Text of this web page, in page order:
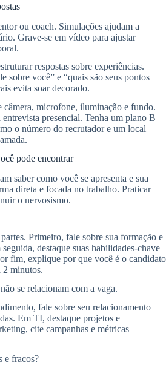
ou coach. Simulações ajudam a
Grave-se em vídeo para ajustar
respostas sobre experiências.
sobre você” e “quais são seus pontos
evita soar decorado.
câmera, microfone, iluminação e fundo.
presencial. Tenha um plano B
o número do recrutador e um local
pode encontrar
saber como você se apresenta e sua
direta e focada no trabalho. Praticar
o nervosismo.
Primeiro, fale sobre sua formação e
destaque suas habilidades-chave
fim, explique por que você é o candidato
2 minutos.
se relacionam com a vaga.
fale sobre seu relacionamento
Em TI, destaque projetos e
cite campanhas e métricas
e fracos?